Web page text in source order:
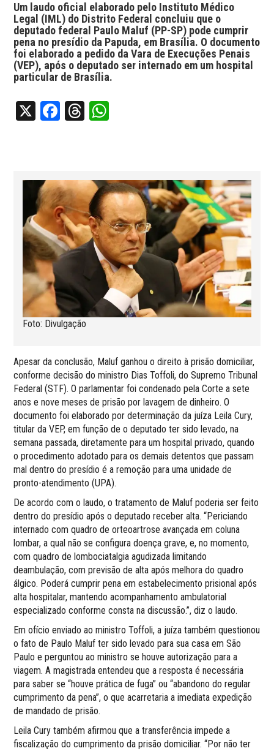
Um laudo oficial elaborado pelo Instituto Médico
Legal (IML) do Distrito Federal concluiu que o
deputado federal Paulo Maluf (PP-SP) pode cumprir
pena no presídio da Papuda, em Brasília. O documento
foi elaborado a pedido da Vara de Execuções Penais
(VEP), após o deputado ser internado em um hospital
particular de Brasília.
X Facebook
Threads
Foto: Divulgação
Apesar da conclusão, Maluf ganhou o direito à prisão domiciliar,
conforme decisão do ministro Dias Toffoli, do Supremo Tribunal
Federal (STF). O parlamentar foi condenado pela Corte a sete
anos e nove meses de prisão por lavagem de dinheiro. O
documento foi elaborado por determinação da juíza Leila Cury,
titular da VEP, em função de o deputado ter sido levado, na
semana passada, diretamente para um hospital privado, quando
o procedimento adotado para os demais detentos que passam
mal dentro do presídio é a remoção para uma unidade de
pronto-atendimento (UPA).
De acordo com o laudo, o tratamento de Maluf poderia ser feito
dentro do presídio após o deputado receber alta. “Periciando
internado com quadro de orteoartrose avançada em coluna
lombar, a qual não se configura doença grave, e, no momento,
com quadro de lombociatalgia agudizada limitando
deambulação, com previsão de alta após melhora do quadro
álgico. Poderá cumprir pena em estabelecimento prisional após
alta hospitalar, mantendo acompanhamento ambulatorial
especializado conforme consta na discussão.”, diz o laudo.
Em ofício enviado ao ministro Toffoli, a juíza também questionou
o fato de Paulo Maluf ter sido levado para sua casa em São
Paulo e perguntou ao ministro se houve autorização para a
viagem. A magistrada entendeu que a resposta é necessária
para saber se “houve prática de fuga” ou “abandono do regular
cumprimento da pena”, o que acarretaria a imediata expedição
de mandado de prisão.
Leila Cury também afirmou que a transferência impede a
fiscalização do cumprimento da prisão domiciliar. “Por não ter